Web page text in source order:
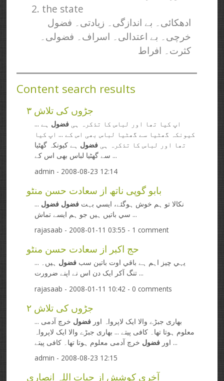
2. the state
ادھکائی۔ بے اندازگی۔ زیادتی۔ فضول
خرچی۔ بے اعتدالی۔ اسراف۔ فضولی۔
کثرت۔ افراط
Content search results
جڑوں کی تلاش ۳
... اپ کیا تھا اور لباس کا تذکرہ ہی فضول ہے
کیونکہ گھٹیا سے گھٹیا لباس بھی اس کے ... اپ کیا
تھا اور لباس کا تذکرہ ہی فضول ہے کیونکہ گھٹیا
سے گھٹیا لباس بھی اس کے ...
admin - 2008-08-23 12:14
بابو گوپی ناتھ از سعادت حسن منٹو
... نکالا تو ہم خوش ہوگئے، ايسي بہت فضول فضول
سي باتيں ہيں جو ہم ايسے تماش ...
rajasaab - 2008-01-11 03:55 - 1 comment
حج اکبر از سعادت حسن منٹو
... يہي چيز اہم ہے باقي اوت باتين سب فضول ہيں۔
تنگ آکر ايک دن اس نے اپنے ضرورت ...
rajasaab - 2008-01-11 10:42 - 0 comments
جڑوں کی تلاش ۲
... بھاری جبڑے والا ایک لاپرواہ اور فضول خرچ آدمی
معلوم ہوتا تھا۔ کافی پیتے ... بھاری جبڑے والا ایک لاپرواہ
اور فضول
خرچ آدمی معلوم ہوتا تھا۔ کافی پیتے ...
admin - 2008-08-23 12:15
آخری کوشش از حيات اللہ انصاري